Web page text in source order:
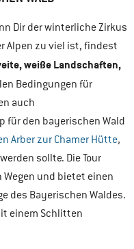
Dir der winterliche Zirkus
Alpen zu viel ist, findest
weiße Landschaften,
Bedingungen für
auch
für den bayerischen Wald
Arber zur Chamer Hütte,
sollte. Die Tour
und bietet einen
des Bayerischen Waldes.
einem Schlitten